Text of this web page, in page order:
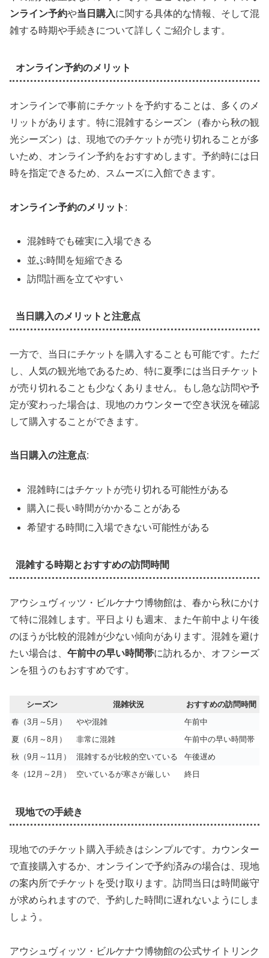
ンライン予約や当日購入に関する具体的な情報、そして混
雑する時期や手続きについて詳しくご紹介します。
オンライン予約のメリット
オンラインで事前にチケットを予約することは、多くのメ
リットがあります。特に混雑するシーズン（春から秋の観
光シーズン）は、現地でのチケットが売り切れることが多
いため、オンライン予約をおすすめします。予約時には日
時を指定できるため、スムーズに入館できます。
オンライン予約のメリット :
混雑時でも確実に入場できる
並ぶ時間を短縮できる
訪問計画を立てやすい
当日購入のメリットと注意点
一方で、当日にチケットを購入することも可能です。ただ
し、人気の観光地であるため、特に夏季には当日チケット
が売り切れることも少なくありません。もし急な訪問や予
定が変わった場合は、現地のカウンターで空き状況を確認
して購入することができます。
当日購入の注意点:
混雑時にはチケットが売り切れる可能性がある
購入に長い時間がかかることがある
希望する時間に入場できない可能性がある
混雑する時期とおすすめの訪問時間
アウシュヴィッツ・ビルケナウ博物館は、春から秋にかけ
て特に混雑します。平日よりも週末、また午前中より午後
のほうが比較的混雑が少ない傾向があります。混雑を避け
たい場合は、 午前中の早い時間帯に訪れるか、オフシーズ
ンを狙うのもおすすめです。
シーズン 混雑状況
おすすめの訪問時間
春（3月～5月）
やや混雑
午前中
夏（6月～8月）
非常に混雑
午前中の早い時間帯
秋（9月～11月）
混雑するが比較的空いている
午後遅め
冬（12月～2月）
空いているが寒さが厳しい 終日
現地での手続き
現地でのチケット購入手続きはシンプルです。カウンター
で直接購入するか、オンラインで予約済みの場合は、現地
の案内所でチケットを受け取ります。訪問当日は時間厳守
が求められますので、予約した時間に遅れないようにしま
しょう。
アウシュヴィッツ・ビルケナウ博物館の公式サイトリンク